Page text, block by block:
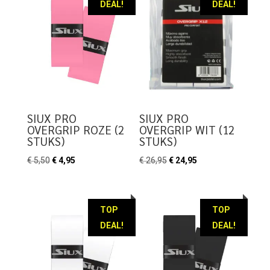
DEAL!
SIUX PRO
OVERGRIP ROZE (2
STUKS)
€5,50 Oorspronkelijke
€4,95Huidige
DEAL!
SIUX PRO
OVERGRIP WIT (12
STUKS)
€26,95Oorspronkelijke
€ 24,95
€ 24,95.
TOP
DEAL!
TOP
DEAL!